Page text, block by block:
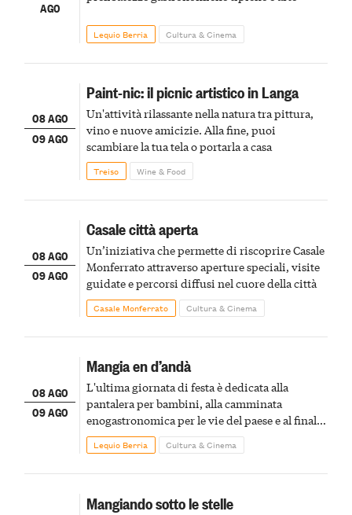
AGO
Lequio Berria Cultura & Cinema
08 AGO
09 AGO
Paint-nic: il picnic artistico in Langa
Un'attività rilassante nella natura tra pittura,
vino e nuove amicizie. Alla fine, puoi
scambiare la tua tela o portarla a casa
Treiso Wine & Food
08 AGO
09 AGO
Casale città aperta
Un’iniziativa che permette di riscoprire Casale
Monferrato attraverso aperture speciali, visite
guidate e percorsi diffusi nel cuore della città
Casale Monferrato Cultura & Cinema
08 AGO
09 AGO
Mangia en d’andà
L'ultima giornata di festa è dedicata alla
pantalera per bambini, alla camminata
enogastronomica per le vie del paese e al finale
pirotecnico
Lequio Berria Cultura & Cinema
Mangiando sotto le stelle